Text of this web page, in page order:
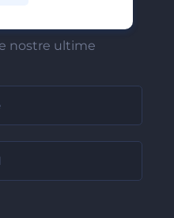
nostre ultime